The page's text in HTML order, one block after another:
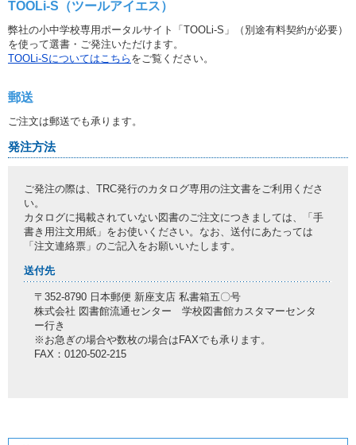
TOOLi-S（ツールアイエス）
弊社の小中学校専用ポータルサイト「TOOLi-S」（別途有料契約が必要）
を使って選書・ご発注いただけます。
TOOLi-Sについてはこちら をご覧ください。
郵送
ご注文は郵送でも承ります。
発注方法
ご発注の際は、TRC発行のカタログ専用の注文書をご利用くださ
い。
カタログに掲載されていない図書のご注文につきましては、「手
書き用注文用紙」をお使いください。なお、送付にあたっては
「注文連絡票」のご記入をお願いいたします。
送付先
〒352-8790 日本郵便 新座支店 私書箱五〇号
株式会社 図書館流通センター 学校図書館カスタマーセンタ
ー行き
※お急ぎの場合や数枚の場合はFAXでも承ります。
FAX：0120-502-215